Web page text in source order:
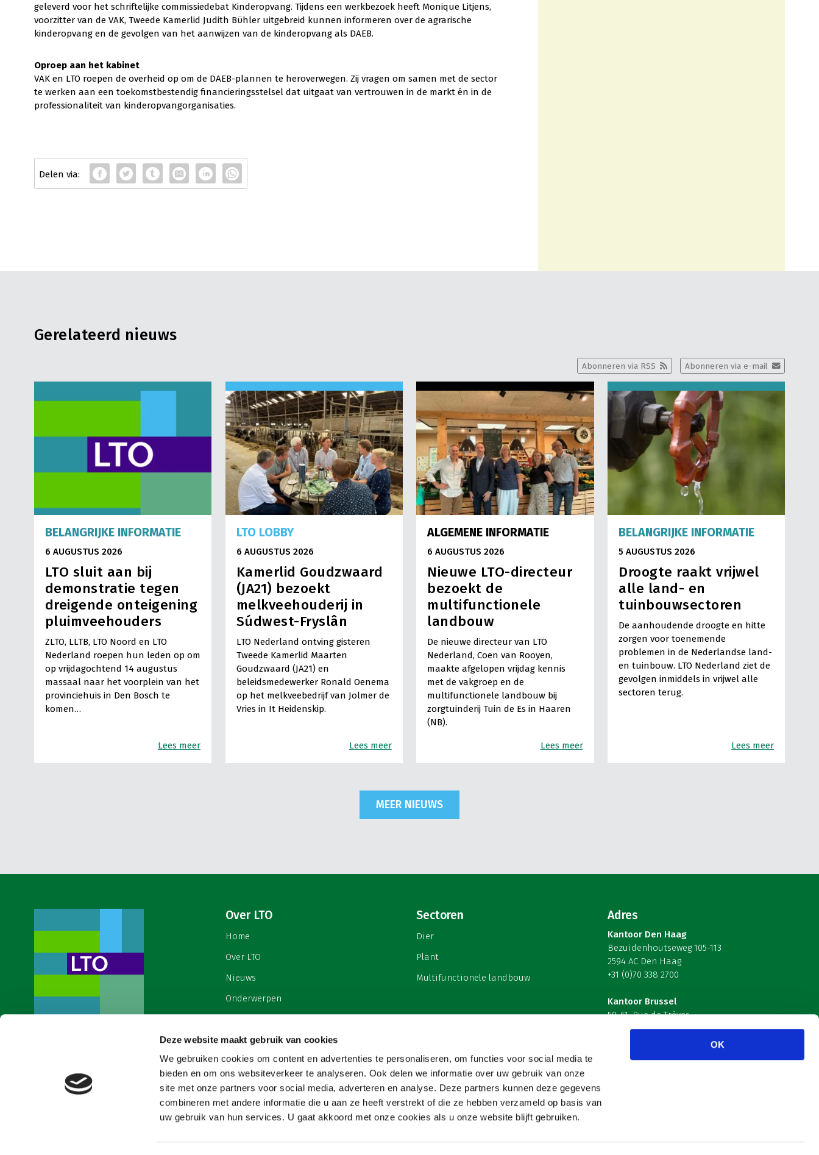
Deze website maakt gebruik van cookies
We gebruiken cookies om content en advertenties te personaliseren, om functies voor social media te
bieden en om ons websiteverkeer te analyseren. Ook delen we informatie over uw gebruik van onze
site met onze partners voor social media, adverteren en analyse. Deze partners kunnen deze gegevens
combineren met andere informatie die u aan ze heeft verstrekt of die ze hebben verzameld op basis van
uw gebruik van hun services. U gaat akkoord met onze cookies als u onze website blijft gebruiken.
OK
geleverd voor het schriftelijke commissiedebat Kinderopvang. Tijdens een werkbezoek heeft Monique Litjens,
voorzitter van de VAK, Tweede Kamerlid Judith Bϋhler uitgebreid kunnen informeren over de agrarische
kinderopvang en de gevolgen van het aanwijzen van de kinderopvang als DAEB.
Oproep aan het kabinet
VAK en LTO roepen de overheid op om de DAEB-plannen te heroverwegen. Zij vragen om samen met de sector
te werken aan een toekomstbestendig financieringsstelsel dat uitgaat van vertrouwen in de markt én in de
professionaliteit van kinderopvangorganisaties.
Gerelateerd nieuws
Abonneren via e-mail
Abonneren via RSS
BELANGRIJKE INFORMATIE
6 AUGUSTUS 2026
LTO sluit aan bij
demonstratie tegen
dreigende onteigening
pluimveehouders
ZLTO, LLTB, LTO Noord en LTO
Nederland roepen hun leden op om
op vrijdagochtend 14 augustus
massaal naar het voorplein van het
provinciehuis in Den Bosch te
komen…
Lees meer
LTO LOBBY
6 AUGUSTUS 2026
Kamerlid Goudzwaard
(JA21) bezoekt
melkveehouderij in
Súdwest-Fryslân
LTO Nederland ontving gisteren
Tweede Kamerlid Maarten
Goudzwaard (JA21) en
beleidsmedewerker Ronald Oenema
op het melkveebedrijf van Jolmer de
Vries in It Heidenskip.
Lees meer
ALGEMENE INFORMATIE
6 AUGUSTUS 2026
Nieuwe LTO-directeur
bezoekt de
multifunctionele
landbouw
De nieuwe directeur van LTO
Nederland, Coen van Rooyen,
maakte afgelopen vrijdag kennis
met de vakgroep en de
multifunctionele landbouw bij
zorgtuinderij Tuin de Es in Haaren
(NB).
Lees meer
BELANGRIJKE INFORMATIE
5 AUGUSTUS 2026
Droogte raakt vrijwel
alle land- en
tuinbouwsectoren
De aanhoudende droogte en hitte
zorgen voor toenemende
problemen in de Nederlandse land-
en tuinbouw. LTO Nederland ziet de
gevolgen inmiddels in vrijwel alle
sectoren terug.
Lees meer
MEER NIEUWS
werkgeversorganisatie met meerwaarde,
voor een sector met meerwaarde. Dat is
Land- en Tuinbouw Organisatie
Nederland (LTO).
Over LTO
Home
Over LTO
Nieuws
Onderwerpen
Contact
Cookies & privacy
Sectoren
Dier
Plant
Multifunctionele landbouw
Adres
Kantoor Den Haag
Bezuidenhoutseweg 105-113
2594 AC Den Haag
+31 (0)70 338 2700
Kantoor Brussel
59-61, Rue de Trèves
B-1040 Brussel – België
Volg ons